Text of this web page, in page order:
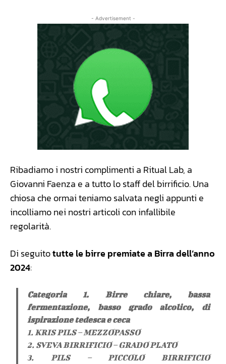
- Advertisement -
Ribadiamo i nostri complimenti a Ritual Lab, a
Giovanni Faenza e a tutto lo staff del birrificio. Una
chiosa che ormai teniamo salvata negli appunti e
incolliamo nei nostri articoli con infallibile
regolarità.
Di seguitotutte le birre premiate a Birra dell’anno
2024:
Categoria 1. Birre chiare, bassa
fermentazione, basso grado alcolico, di
ispirazione tedesca e ceca
1. KRIS PILS – MEZZOPASSO
2. SVEVA BIRRIFICIO – GRADO PLATO
3. PILS – PICCOLO BIRRIFICIO